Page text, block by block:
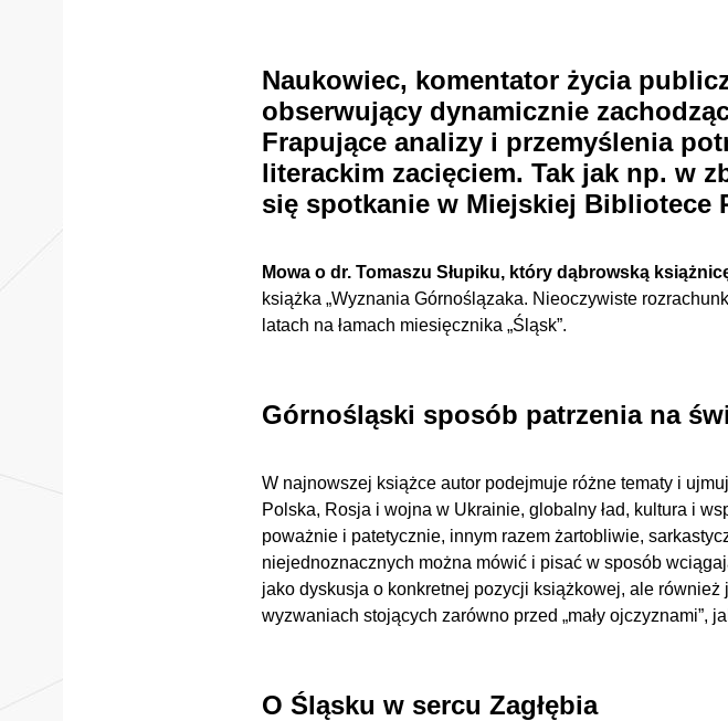
Naukowiec, komentator życia
obserwujący dynamicznie
Frapujące analizy i przemyślenia
literackim zacięciem. Tak jak np. w
się spotkanie w Miejskiej Bibliotece
Mowa o dr. Tomaszu Słupiku, który dąbrowską
książka „Wyznania Górnoślązaka. Nieoczywiste
latach na łamach miesięcznika „Śląsk”.
Górnośląski sposób patrzenia na
W najnowszej książce autor podejmuje różne tematy i
Polska, Rosja i wojna w Ukrainie, globalny ład, kultura i
poważnie i patetycznie, innym razem żartobliwie,
niejednoznacznych można mówić i pisać w sposób
jako dyskusja o konkretnej pozycji książkowej, ale
wyzwaniach stojących zarówno przed „mały
O Śląsku w sercu Zagłębia